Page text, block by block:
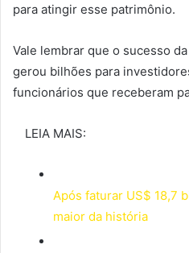
para atingir esse patrimônio.
Vale lembrar que o sucesso
gerou bilhões para
funcionários que receberam
LEIA MAIS:
Após faturar US$ 18,7
maior da história